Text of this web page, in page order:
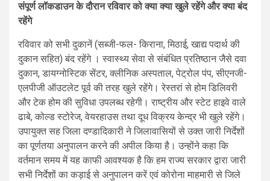
संपूर्ण लॉकडाउन के दौरान रविवार को क्या क्या खुले रहेंगे और क्या बंद
रहेंगे
रविवार को सभी दुकानें (सब्जी-फल- किराना, मिठाई, खाद्य पदार्थ की
दुकान सहित) बंद रहेंगे । स्वास्थ्य सेवा से संबंधित प्रतिष्ठान जैसे दवा
दुकान, डायग्नोस्टिक सेंटर, क्लीनिक अस्पताल, पेट्रोल पंप, सीएनजी-
एलपीजी ऑउटलेट पूर्व की तरह खुले रहेंगे। रेस्तरां से होम डिलिवरी
और टेक होम की सुविधा उपलब्ध रहेगी। राष्ट्रीय और स्टेट हाइवे वाले
ढाबे, कोल्ड स्टोरेज, वेयरहाउस तथा दूध विक्रय केन्द्र भी खुले रहेंगे।
उपायुक्त सह जिला दण्डादिकारी ने जिलावासियों से उक्त जारी निर्देशों
का पूर्णतया अनुपालन करने की अपील किया है। उन्होंने कहा कि
वर्तमान समय में यह काफी आवश्यक है कि हम राज्य सरकार द्वारा जारी
सभी निर्देशों का कड़ाई से अनुपालन करें एवं कोरोना माहमारी से जिले